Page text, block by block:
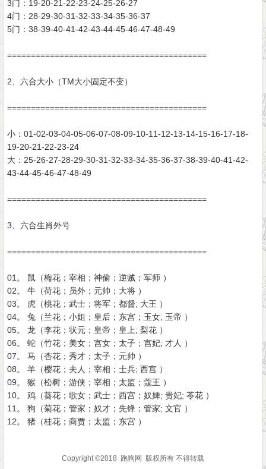
3门：19-20-21-22-23-24-25-26-27
4门：28-29-30-31-32-33-34-35-36-37
5门：38-39-40-41-42-43-44-45-46-47-48-49
==========================================
2、六合大小（TM大小固定不变）
==========================================
小：01-02-03-04-05-06-07-08-09-10-11-12-13-14-15-16-17-18-
19-20-21-22-23-24
大：25-26-27-28-29-30-31-32-33-34-35-36-37-38-39-40-41-42-
43-44-45-46-47-48-49
==========================================
3、六合生肖外号
==========================================
01。 鼠（梅花；宰相；神偷；逆贼；军师 ）
02。 牛（荷花；员外；元帅；大将 ）
03。 虎（桃花；武士；将军；都督; 大王 ）
04。 兔（兰花；小姐；皇后；东宫；玉女; 玉帝 ）
05。 龙（李花；状元；皇帝；皇上; 梨花 ）
06。 蛇（竹花；美女；宫女；太子；宫妃; 才人 ）
07。 马（杏花；秀才；太子；元帅 ）
08。 羊（樱花；夫人；宰相；士兵; 西宫 ）
09。 猴（松树；游侠；宰相；太监；蔻王 ）
10。 鸡（葵花；歌女；武士；西宫；奴婢; 贵妃; 苓花 ）
11。 狗（菊花；管家；奴才；先锋；管家; 文官 ）
12。 猪（桂花；商贾；太监；东宫 ）
Copyright ©2018 跑狗网
版权所有 不得转载